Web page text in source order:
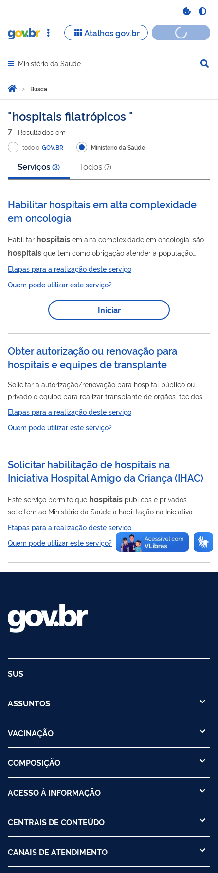
Abrir menu principal de navegação
Ministério da Saúde
Você está aqui:
Página Inicial
Busca
Busca
hospitais filatrópicos
7 Resultados em
todo o GOV.BR Ministério da Saúde
Serviços (3) Todos (7)
Habilitar hospitais em alta complexidade
em oncologia
Habilitar hospitais em alta complexidade em oncologia: são
hospitais que tem como obrigação atender a população
definida, pelos gestores, como de sua responsabilidade para o
cuidado oncológico. Os estabelecimentos de saúde habilitados
como Unidades de Alta Complexidade em Oncologia
(UNACON) ou Centros de Alta Complexidade em Oncologia
(CACON), devem oferecer assistência geral e especializada, e
tratamento do paciente,...
Etapas para a realização deste serviço
Quem pode utilizar este serviço?
Iniciar
Obter autorização ou renovação para
hospitais e equipes de transplante
Solicitar a autorização/renovação para hospital público ou
privado e equipe para realizar transplante de órgãos, tecidos
ou células-tronco hematopoéticas (transplante de medula
óssea).
Etapas para a realização deste serviço
Quem pode utilizar este serviço?
Solicitar habilitação de hospitais na
Iniciativa Hospital Amigo da Criança(IHAC)
Este serviço permite que hospitais públicos e privados
solicitem ao Ministério da Saúde a habilitação na Iniciativa
Hospital Amigo da Criança (IHAC), certificação concedida às
unidades que cumprem critérios relacionados à promoção do
aleitamento materno e ao cuidado humanizado à mulher e à
Etapas para a realização deste serviço
Quem pode utilizar este serviço?
SUS
ASSUNTOS
VACINAÇÃO
COMPOSIÇÃO
ACESSO À INFORMAÇÃO
CENTRAIS DE CONTEÚDO
CANAIS DE ATENDIMENTO